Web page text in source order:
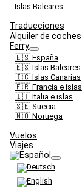
Islas Baleares
Traducciones
Alquiler de coches
Ferry
🇪🇸 España
🇪🇸 Islas Baleares
🇮🇨 Islas Canarias
🇫🇷 Francia e islas
🇮🇹 Italia e islas
🇸🇪 Suecia
🇳🇴 Noruega
Vuelos
Viajes